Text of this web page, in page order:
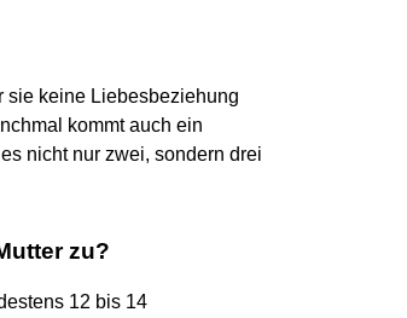
sie keine Liebesbeziehung
kommt auch ein
nicht nur zwei, sondern drei
zu?
12 bis 14